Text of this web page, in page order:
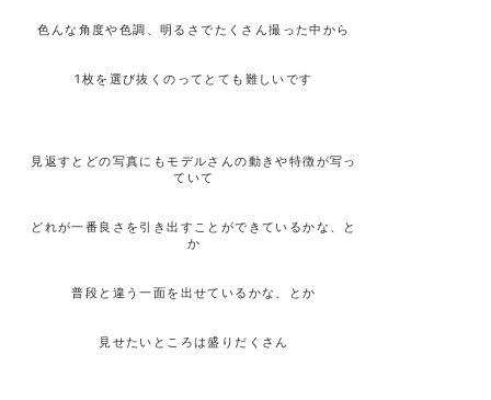
色んな角度や色調、明るさでたくさん撮った中から
1枚を選び抜くのってとても難しいです
見返すとどの写真にもモデルさんの動きや特徴が写っ
ていて
どれが一番良さを引き出すことができているかな、と
か
普段と違う一面を出せているかな、とか
見せたいところは盛りだくさん